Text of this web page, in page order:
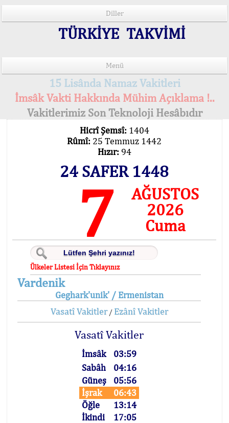
Diller
TÜRKİYE TAKVİMİ
Menü
15 Lisânda Namaz Vakitleri
İmsâk Vakti Hakkında Mühim Açıklama !..
Vakitlerimiz Son Teknoloji Hesâbıdır
Hicrî Şemsî: 1404
Rûmî: 25 Temmuz 1442
Hızır: 94
24 SAFER 1448
7
AĞUSTOS
2026
Cuma
Ülkeler Listesi İçin Tıklayınız
Vardenik
Geghark'unik' / Ermenistan
Vasatî Vakitler/ Ezânî Vakitler
Vasatî Vakitler
İmsâk
03:59
Sabâh
04:16
Güneş
05:56
İşrak
06:43
Öğle
13:14
İkindi
17:05